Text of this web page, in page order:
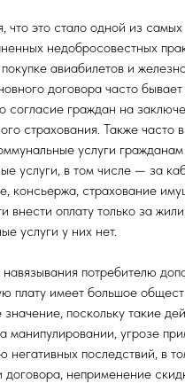
что это стало одной из самых
недобросовестных
авиабилетов и
договора часто
согласие граждан на
страхования. Также часто
услуги
услуги, в том числе — за
консьержа, страхование
внести оплату только за
услуги у них нет.
потребителю
плату имеет большое
поскольку такие
манипулировании, угрозе
негативных последствий, в
договора, неприменение